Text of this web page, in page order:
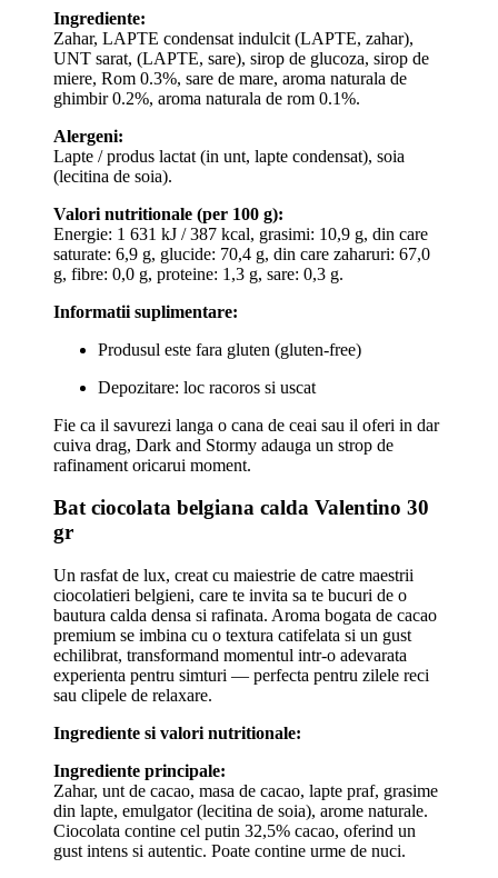
Ingrediente:
Zahar, LAPTE condensat indulcit (LAPTE, zahar),
UNT sarat, (LAPTE, sare), sirop de glucoza, sirop de
miere, Rom 0.3%, sare de mare, aroma naturala de
ghimbir 0.2%, aroma naturala de rom 0.1%.
Alergeni:
Lapte / produs lactat (in unt, lapte condensat), soia
(lecitina de soia).
Valori nutritionale (per 100 g):
Energie: 1 631 kJ / 387 kcal, grasimi: 10,9 g, din care
saturate: 6,9 g, glucide: 70,4 g, din care zaharuri: 67,0
g, fibre: 0,0 g, proteine: 1,3 g, sare: 0,3 g.
Informatii suplimentare:
Produsul este fara gluten (gluten-free)
Depozitare: loc racoros si uscat
Fie ca il savurezi langa o cana de ceai sau il oferi in dar
cuiva drag, Dark and Stormy adauga un strop de
rafinament oricarui moment.
Bat ciocolata belgiana calda Valentino 30
gr
Un rasfat de lux, creat cu maiestrie de catre maestrii
ciocolatieri belgieni, care te invita sa te bucuri de o
bautura calda densa si rafinata. Aroma bogata de cacao
premium se imbina cu o textura catifelata si un gust
echilibrat, transformand momentul intr-o adevarata
experienta pentru simturi — perfecta pentru zilele reci
sau clipele de relaxare.
Ingrediente si valori nutritionale:
Ingrediente principale:
Zahar, unt de cacao, masa de cacao, lapte praf, grasime
din lapte, emulgator (lecitina de soia), arome naturale.
Ciocolata contine cel putin 32,5% cacao, oferind un
gust intens si autentic. Poate contine urme de nuci.